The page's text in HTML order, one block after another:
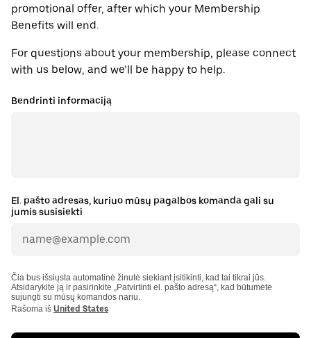
promotional offer, after which your Membership
Benefits will end.
For questions about your membership, please connect
with us below, and we’ll be happy to help.
Bendrinti informaciją
El. pašto adresas, kuriuo mūsų pagalbos komanda gali su
jumis susisiekti
Čia bus išsiųsta automatinė žinutė siekiant įsitikinti, kad tai tikrai jūs.
Atsidarykite ją ir pasirinkite „Patvirtinti el. pašto adresą“, kad būtumėte
sujungti su mūsų komandos nariu.
Rašoma iš United States